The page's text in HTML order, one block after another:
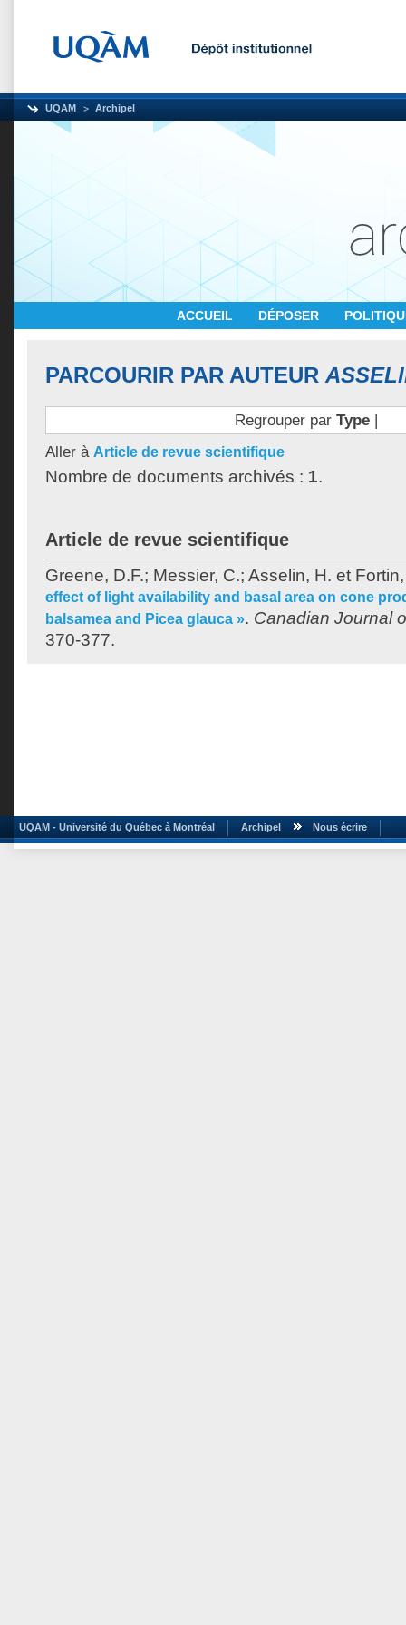
UQAM Archipel
ACCUEIL DÉPOSER
PARCOURIR PAR AUTEUR
Regrouper par Type|
Aller à Article de revue scientifique
Nombre de documents archivés : 1.
Article de revue scientifique
Greene, D.F.; Messier, C.; Asselin, H. et
effect of light availability and basal area on cone
balsamea and Picea glauca ». Canadian Journal
370-377.
UQAM - Université du Québec à Montréal Archipel Nous écrire